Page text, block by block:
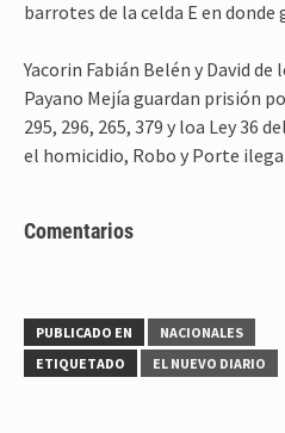
barrotes de la celda E en donde
Yacorin Fabián Belén y David
Payano Mejía guardan prisión
295, 296, 265, 379 y loa Ley 36
el homicidio, Robo y Porte
Comentarios
PUBLICADO EN
NACIONALES
ETIQUETADO
EL NUEVO DIARIO